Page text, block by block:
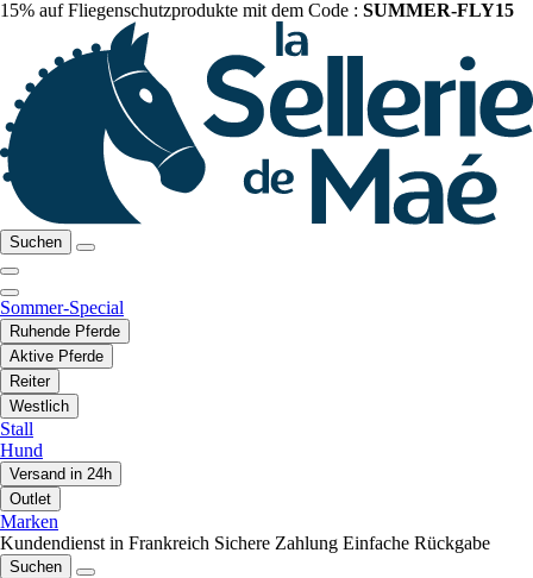
15% auf Fliegenschutzprodukte mit dem Code : SUMMER-FLY15
Suchen
Sommer-Special
Ruhende Pferde
Aktive Pferde
Reiter
Westlich
Stall
Hund
Versand in 24h
Outlet
Marken
Kundendienst in Frankreich Sichere Zahlung Einfache Rückgabe
Suchen